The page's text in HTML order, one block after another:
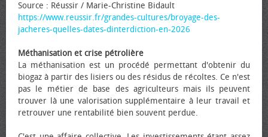
Source : Réussir / Marie-Christine Bidault
https://www.reussir.fr/grandes-cultures/broyage-des-
jacheres-quelles-dates-dinterdiction-en-2026
Méthanisation et crise pétrolière
La méthanisation est un procédé permettant d'obtenir du
biogaz à partir des lisiers ou des résidus de récoltes. Ce n'est
pas le métier de base des agriculteurs mais ils peuvent
trouver là une valorisation supplémentaire à leur travail et
retrouver une rentabilité bien souvent perdue.